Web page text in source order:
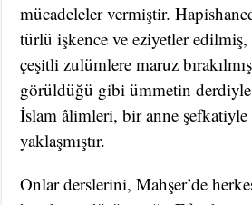
mücadeleler vermiştir.
türlü işkence ve eziyetler
çeşitli zulümlere maruz
görüldüğü gibi ümmetin derdiyle
İslam âlimleri, bir anne şefkatiyle
yaklaşmıştır.
Onlar derslerini, Mahşer’de